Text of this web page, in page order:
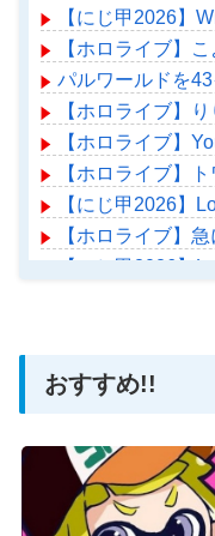
【にじ甲2026】
【ホロライブ】
パルワールドを
【ホロライブ】
【ホロライブ】
【ホロライブ】
【にじ甲2026】
【ホロライブ】
【にじ甲2026】
おすすめ!!